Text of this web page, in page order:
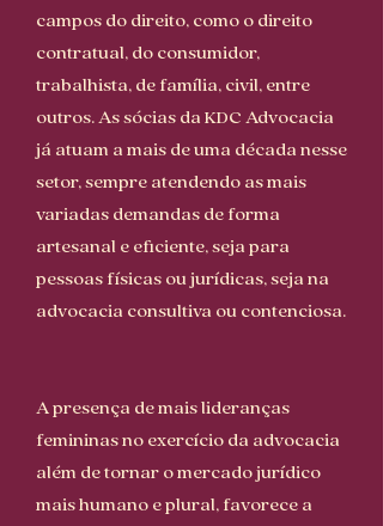
campos do direito, como o direito
contratual, do consumidor,
trabalhista, de família, civil, entre
outros. As sócias da KDC Advocacia
já atuam a mais de uma década nesse
setor, sempre atendendo as mais
variadas demandas de forma
artesanal e eficiente, seja para
pessoas físicas ou jurídicas, seja na
advocacia consultiva ou contenciosa.
A presença de mais lideranças
femininas no exercício da advocacia
além de tornar o mercado jurídico
mais humano e plural, favorece a